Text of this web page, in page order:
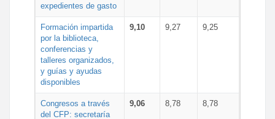
expedientes de gasto
Formación impartida
por la biblioteca,
conferencias y
talleres organizados,
y guías y ayudas
disponibles
9,10 9,27 9,25
Congresos a través
del CFP: secretaría
9,06 8,78 8,78